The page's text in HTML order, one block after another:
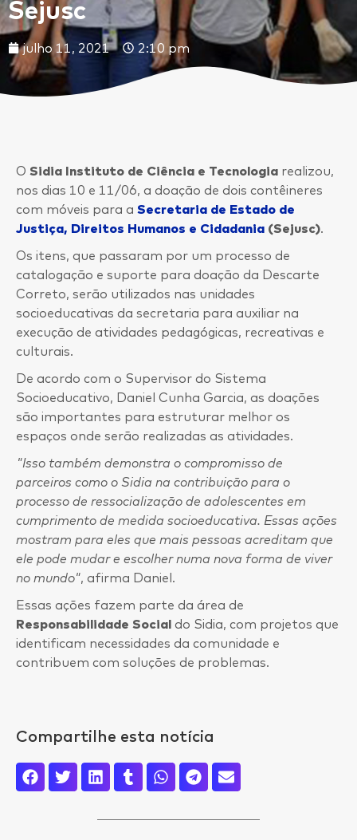
Sejusc
julho 11, 2021 2:10 pm
O Sidia Instituto de Ciência e Tecnologia realizou,
nos dias 10 e 11/06, a doação de dois contêineres
com móveis para a Secretaria de Estado de
Justiça, Direitos Humanos e Cidadania (Sejusc).
Os itens, que passaram por um processo de
catalogação e suporte para doação da Descarte
Correto, serão utilizados nas unidades
socioeducativas da secretaria para auxiliar na
execução de atividades pedagógicas, recreativas e
culturais.
De acordo com o Supervisor do Sistema
Socioeducativo, Daniel Cunha Garcia, as doações
são importantes para estruturar melhor os
espaços onde serão realizadas as atividades.
"Isso também demonstra o compromisso de
parceiros como o Sidia na contribuição para o
processo de ressocialização de adolescentes em
cumprimento de medida socioeducativa. Essas ações
mostram para eles que mais pessoas acreditam que
ele pode mudar e escolher numa nova forma de viver
no mundo", afirma Daniel.
Essas ações fazem parte da área de
Responsabilidade Social do Sidia, com projetos que
identificam necessidades da comunidade e
contribuem com soluções de problemas.
Compartilhe esta notícia